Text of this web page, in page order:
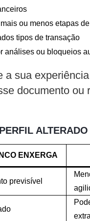
ou menos etapas
tipos de transação
análises ou bloqueios
a sua
documento ou
ALTERADO
ENXERGA
previsível